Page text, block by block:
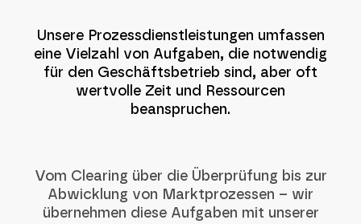
Unsere Prozessdienstleistungen umfassen
eine Vielzahl von Aufgaben, die notwendig
für den Geschäftsbetrieb sind, aber oft
wertvolle Zeit und Ressourcen
beanspruchen.
Vom Clearing über die Überprüfung bis zur
Abwicklung von Marktprozessen – wir
übernehmen diese Aufgaben mit unserer